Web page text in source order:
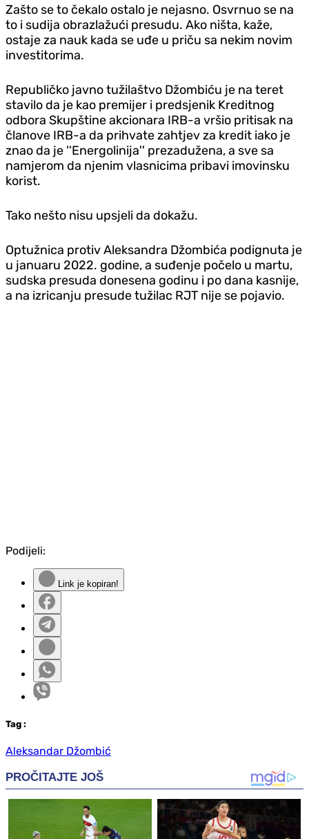
Zašto se to čekalo ostalo je nejasno. Osvrnuo se na
to i sudija obrazlažući presudu. Ako ništa, kaže,
ostaje za nauk kada se uđe u priču sa nekim novim
investitorima.
Republičko javno tužilaštvo Džombiću je na teret
stavilo da je kao premijer i predsjenik Kreditnog
odbora Skupštine akcionara IRB-a vršio pritisak na
članove IRB-a da prihvate zahtjev za kredit iako je
znao da je ''Energolinija'' prezadužena, a sve sa
namjerom da njenim vlasnicima pribavi imovinsku
korist.
Tako nešto nisu upsjeli da dokažu.
Optužnica protiv Aleksandra Džombića podignuta je
u januaru 2022. godine, a suđenje počelo u martu,
sudska presuda donesena godinu i po dana kasnije,
a na izricanju presude tužilac RJT nije se pojavio.
Podijeli:
Link je kopiran!
Tag :
Aleksandar Džombić